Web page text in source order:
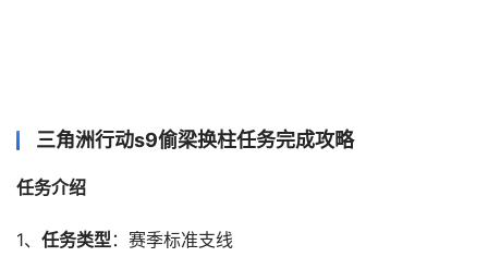
三角洲行动s9偷梁换柱任务完成攻略
任务介绍
1、 任务类型：赛季标准支线